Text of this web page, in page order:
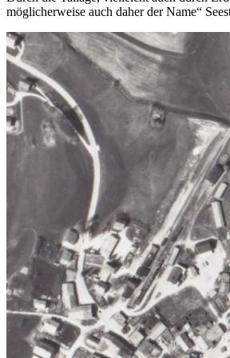
möglicherweise auch daher der Name“